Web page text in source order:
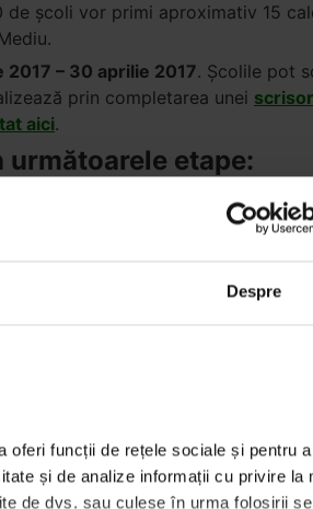
Despre
oferi funcții de rețele sociale și pentru
și de analize informații cu privire la
de dvs. sau culese în urma folosirii
de școli vor primi aproximativ 15
2017 – 30 aprilie 2017. Școlile pot
prin completarea unei
aici.
următoarele etape:
prin completarea formularului de
la proiect doar după
se încheie pe 28 februarie. Elevii
responsabilizării elevilor
fotografii la adresa de email
din care face parte. De exemplu:
și originalitatea lucrărilor.
. Calculatoarele/laptop-urile și